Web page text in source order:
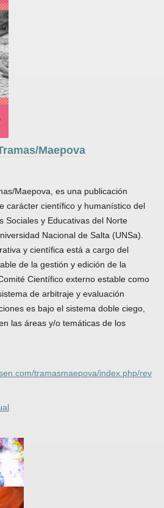
Maepova
Maepova, es una publicación
carácter científico y humanístico del
Sociales y Educativas del Norte
Nacional de Salta (UNSa).
y científica está a cargo del
de la gestión y edición de la
Científico externo estable como
de arbitraje y evaluación
es bajo el sistema doble ciego,
las áreas y/o temáticas de los
tramasmaepova/index.php/rev